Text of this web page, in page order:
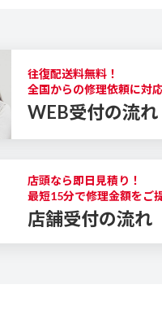
往復配送料無料！
全国からの修理依頼に対
WEB受付の流れ
店頭なら即日見積り！
最短15分で修理金額をご
店舗受付の流れ